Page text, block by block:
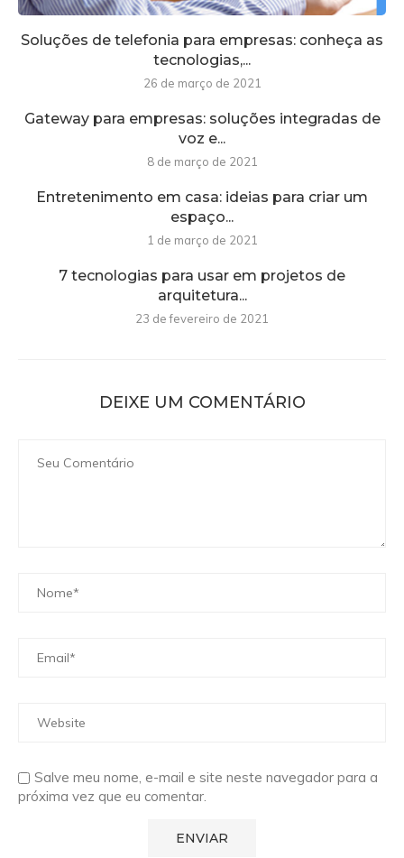
Soluções de telefonia para empresas: conheça as
tecnologias,...
26 de março de 2021
Gateway para empresas: soluções integradas de
voz e...
8 de março de 2021
Entretenimento em casa: ideias para criar um
espaço...
1 de março de 2021
7 tecnologias para usar em projetos de
arquitetura...
23 de fevereiro de 2021
DEIXE UM COMENTÁRIO
Salve meu nome, e-mail e site neste navegador para a
próxima vez que eu comentar.